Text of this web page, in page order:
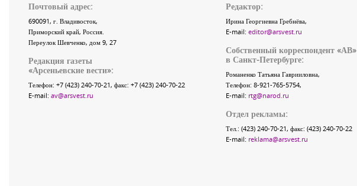
Почтовый адрес:
690091, г. Владивосток,
Приморский край, Россия.
Переулок Шевченко, дом 9, 27
Редакция газеты
«Арсеньевские вести»:
Телефон: +7 (423) 240-70-21, факс: +7 (423) 240-70-22
E-mail: av@arsvest.ru
Редактор:
Ирина Георгиевна Гребнёва,
E-mail: editor@arsvest.ru
Собственный корреспондент «АВ»
в Санкт-Петербурге:
Романенко Татьяна Гаврииловна,
Телефон: 8-921-765-5754,
E-mail: rtg@narod.ru
Отдел рекламы:
Тел.: (423) 240-70-21, факс: (423) 240-70-22
E-mail: reklama@arsvest.ru